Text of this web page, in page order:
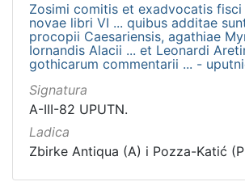
Zosimi comitis et exadvocatis
novae libri VI ... quibus additae
procopii Caesariensis, agathiae
Iornandis Alacii ... et Leonardi
gothicarum commentarii ... -
Signatura
A-III-82 UPUTN.
Ladica
Zbirke Antiqua (A) i Pozza-Katić